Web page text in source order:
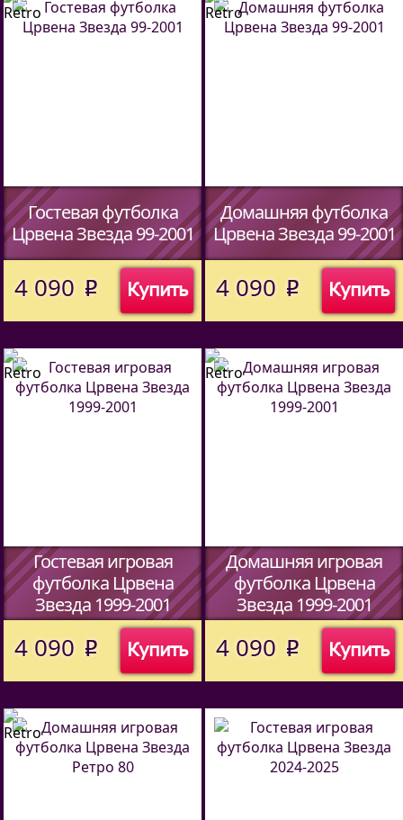
Гостевая футболка
Црвена Звезда 99-2001
Купить
4 090 o
Домашняя футболка
Црвена Звезда 99-2001
Купить
4 090 o
Гостевая игровая
футболка Црвена
Звезда 1999-2001
Купить
4 090 o
Домашняя игровая
футболка Црвена
Звезда 1999-2001
Купить
4 090 o